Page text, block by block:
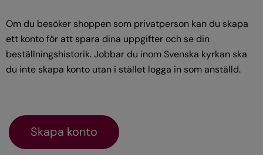
Om du besöker shoppen som privatperson kan du skapa
ett konto för att spara dina uppgifter och se din
beställningshistorik. Jobbar du inom Svenska kyrkan ska
du inte skapa konto utan i stället logga in som anställd.